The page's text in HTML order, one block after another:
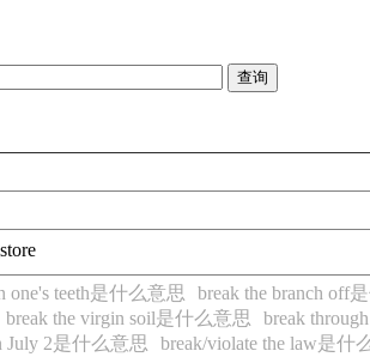
one's teeth是什么意思 break the branch off
break the virgin soil是什么意思
break
July 2是什么意思 break/violate the law是什